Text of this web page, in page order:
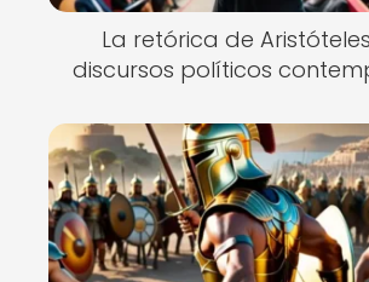
La retórica de
discursos políticos